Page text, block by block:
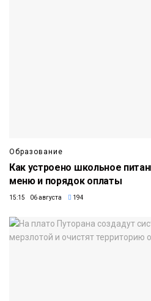
Образование
Как устроено школьное
меню и порядок оплаты
15:15 06 августа 194